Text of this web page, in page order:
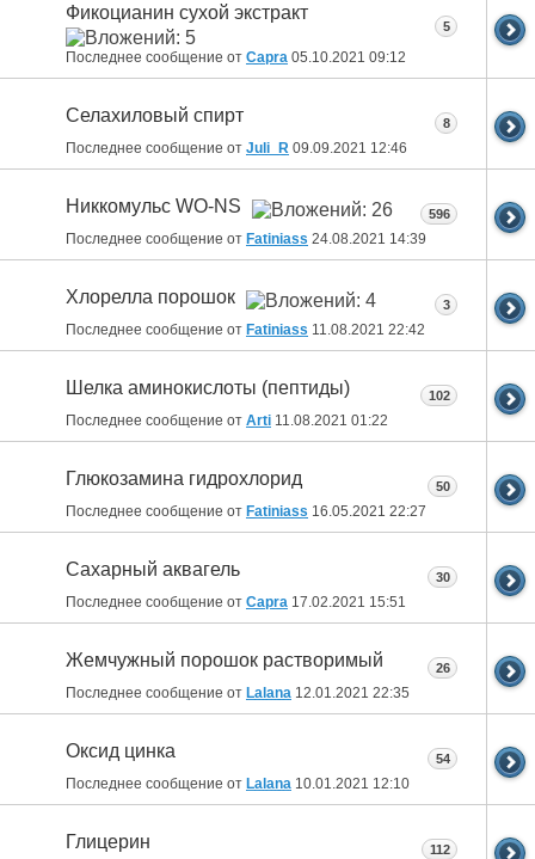
Фикоцианин сухой экстракт
Последнее сообщение от Capra 05.10.2021 09:12
5
Селахиловый спирт
Последнее сообщение от Juli_R 09.09.2021 12:46
8
Никкомульс WO-NS
Последнее сообщение от Fatiniass 24.08.2021 14:39
596
Хлорелла порошок
Последнее сообщение от Fatiniass 11.08.2021 22:42
3
Шелка аминокислоты (пептиды)
Последнее сообщение от Arti 11.08.2021 01:22
102
Глюкозамина гидрохлорид
Последнее сообщение от Fatiniass 16.05.2021 22:27
50
Сахарный аквагель
Последнее сообщение от Capra 17.02.2021 15:51
30
Жемчужный порошок растворимый
Последнее сообщение от Lalana 12.01.2021 22:35
26
Оксид цинка
Последнее сообщение от Lalana 10.01.2021 12:10
54
Глицерин 112